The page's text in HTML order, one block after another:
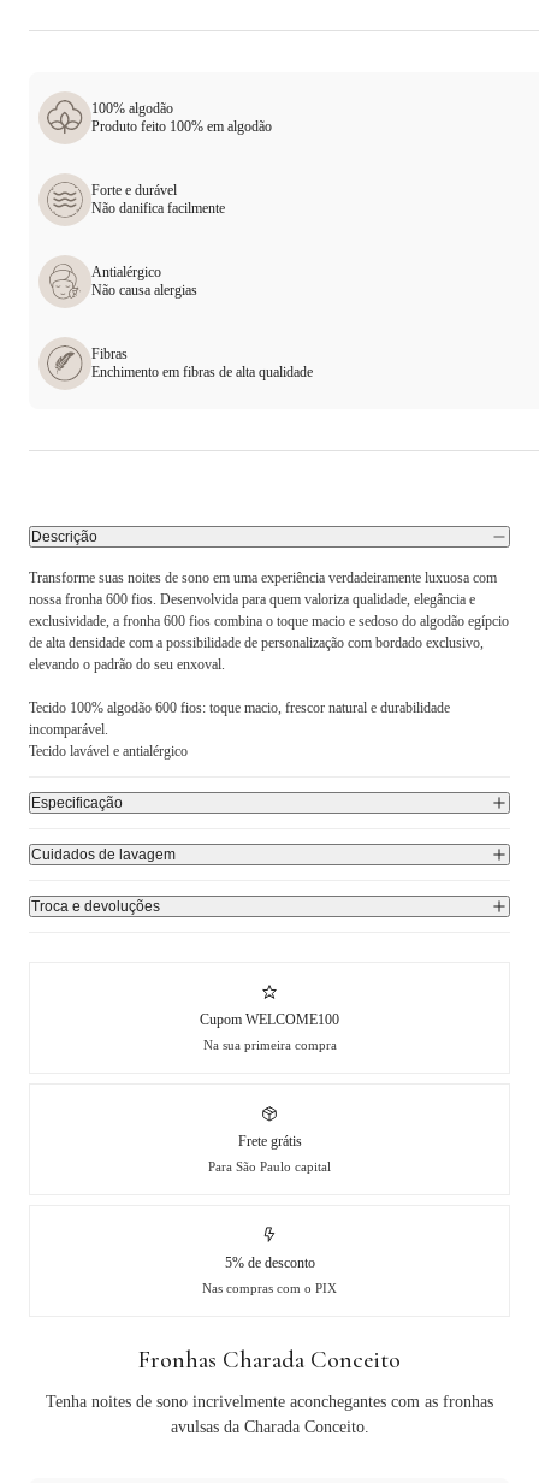
100% algodão
Produto feito 100% em algodão
Forte e durável
Não danifica facilmente
Antialérgico
Não causa alergias
Fibras
Enchimento em fibras de alta qualidade
Descrição
Transforme suas noites de sono em uma experiência verdadeiramente luxuosa com
nossa fronha 600 fios. Desenvolvida para quem valoriza qualidade, elegância e
exclusividade, a fronha 600 fios combina o toque macio e sedoso do algodão egípcio
de alta densidade com a possibilidade de personalização com bordado exclusivo,
elevando o padrão do seu enxoval.
Tecido 100% algodão 600 fios: toque macio, frescor natural e durabilidade
incomparável.
Tecido lavável e antialérgico
Especificação
Cuidados de lavagem
Troca e devoluções
Cupom WELCOME100
Na sua primeira compra
Frete grátis
Para São Paulo capital
5% de desconto
Nas compras com o PIX
Fronhas Charada Conceito
Tenha noites de sono incrivelmente aconchegantes com as fronhas
avulsas da Charada Conceito.